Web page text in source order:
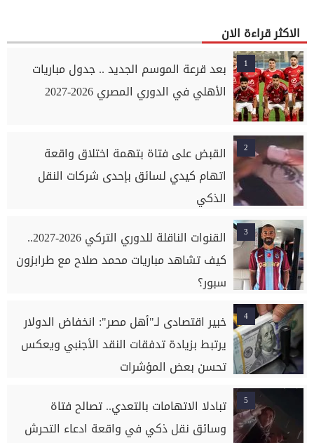
الاكثر قراءة الان
1
بعد قرعة الموسم الجديد .. جدول مباريات
الأهلي في الدوري المصري 2026-2027
2
القبض على فتاة بتهمة اختلاق واقعة
اتهام كيدي لسائق بإحدى شركات النقل
الذكي
3
القنوات الناقلة للدوري التركي 2026-2027..
كيف تشاهد مباريات محمد صلاح مع طرابزون
سبور؟
4
خبير اقتصادى لـ"أهل مصر": انخفاض الدولار
يرتبط بزيادة تدفقات النقد الأجنبي ويعكس
تحسن بعض المؤشرات
5
تبادلا الاتهامات بالتعدي.. تصالح فتاة
وسائق نقل ذكي في واقعة ادعاء التحرش